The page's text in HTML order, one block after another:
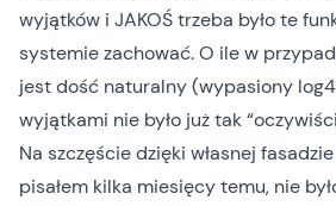
wyjątków i JAKOŚ trzeba było te
systemie zachować. O ile w
jest dość naturalny (wypasiony
wyjątkami nie było już tak
Na szczęście dzięki własnej
pisałem kilka miesięcy temu, nie